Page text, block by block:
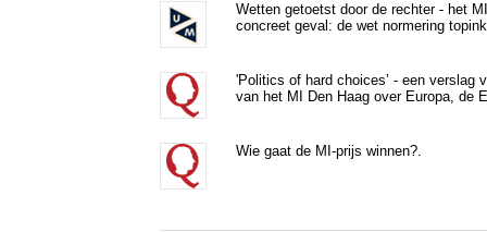
Wetten getoetst door de rechter - het
concreet geval: de wet normering
'Politics of hard choices’ - een verslag
van het MI Den Haag over Europa, de
Wie gaat de MI-prijs winnen?.